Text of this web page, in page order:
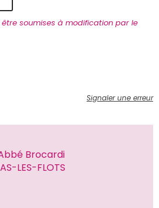
soumises à modification par le
Signaler une erreur
Brocardi
LES-FLOTS